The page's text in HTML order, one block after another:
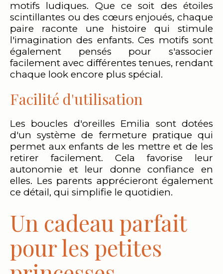
motifs ludiques. Que ce soit des étoiles
scintillantes ou des cœurs enjoués, chaque
paire raconte une histoire qui stimule
l'imagination des enfants. Ces motifs sont
également pensés pour s'associer
facilement avec différentes tenues, rendant
chaque look encore plus spécial.
Facilité d'utilisation
Les boucles d'oreilles Emilia sont dotées
d'un système de fermeture pratique qui
permet aux enfants de les mettre et de les
retirer facilement. Cela favorise leur
autonomie et leur donne confiance en
elles. Les parents apprécieront également
ce détail, qui simplifie le quotidien.
Un cadeau parfait
pour les petites